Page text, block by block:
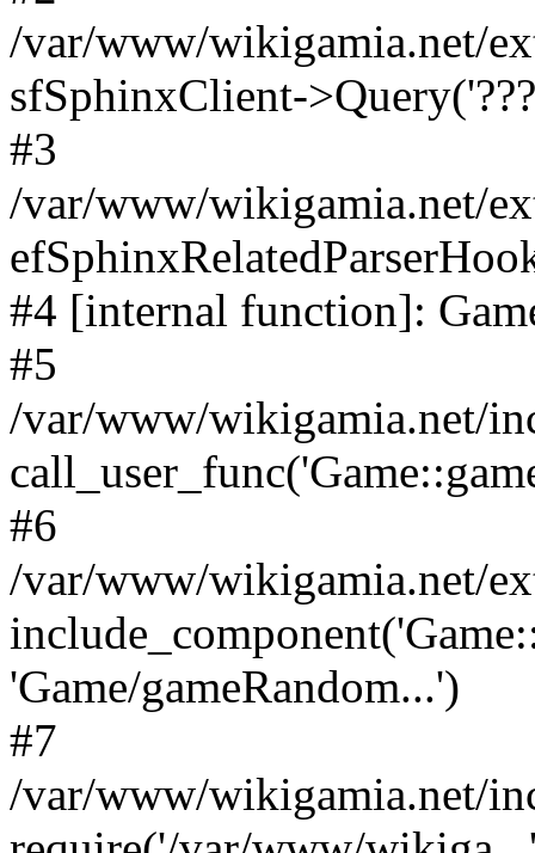
/var/www/wikigamia.net/
sfSphinxClient-
#3
/var/www/wikigamia.net/
#4 [internal function]:
#5
/var/www/wikigamia.net/
#6
/var/www/wikigamia.net/
'Game/gameRandom...')
#7
/var/www/wikigamia.net/